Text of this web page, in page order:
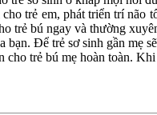
trẻ em, phát triển trí
trẻ bú ngay và thường
Để trẻ sơ sinh gần mẹ sẽ
trẻ bú mẹ hoàn toàn. Khi